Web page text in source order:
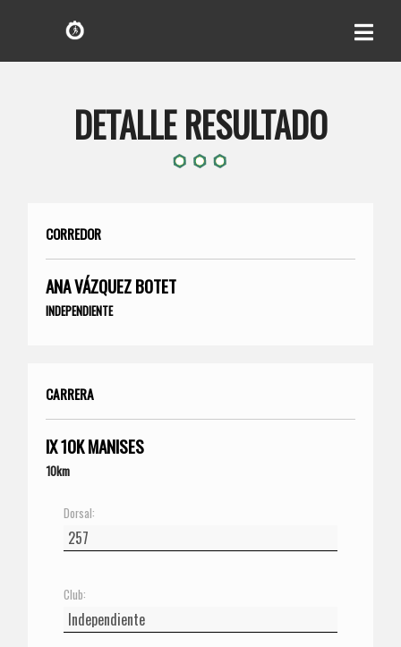
DETALLE RESULTADO
CORREDOR
ANA VÁZQUEZ BOTET
INDEPENDIENTE
CARRERA
IX 10K MANISES
10km
Dorsal:
Club: